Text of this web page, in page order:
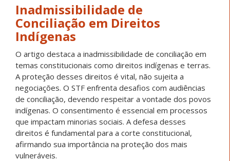
Inadmissibilidade de
Conciliação em Direitos
Indígenas
O artigo destaca a inadmissibilidade de conciliação em
temas constitucionais como direitos indígenas e terras.
A proteção desses direitos é vital, não sujeita a
negociações. O STF enfrenta desafios com audiências
de conciliação, devendo respeitar a vontade dos povos
indígenas. O consentimento é essencial em processos
que impactam minorias sociais. A defesa desses
direitos é fundamental para a corte constitucional,
afirmando sua importância na proteção dos mais
vulneráveis.